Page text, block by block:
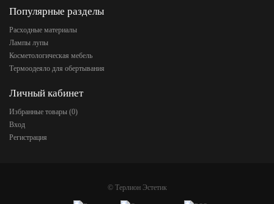
Популярные разделы
Расходные материалы
Лампы лупы
Косметологическая мебель
Термоодеяло для обертывания
Личный кабинет
Избранные товары (0)
Вход
Регистрация
© Терлион Эстетик